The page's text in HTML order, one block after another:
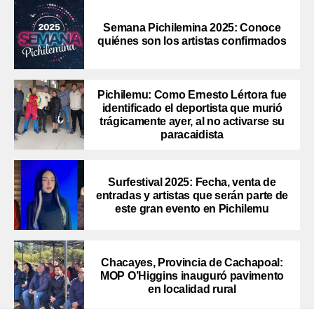
Semana Pichilemina 2025: Conoce
quiénes son los artistas confirmados
Pichilemu: Como Ernesto Lértora fue
identificado el deportista que murió
trágicamente ayer, al no activarse su
paracaidista
Surfestival 2025: Fecha, venta de
entradas y artistas que serán parte de
este gran evento en Pichilemu
Chacayes, Provincia de Cachapoal:
MOP O’Higgins inauguró pavimento
en localidad rural